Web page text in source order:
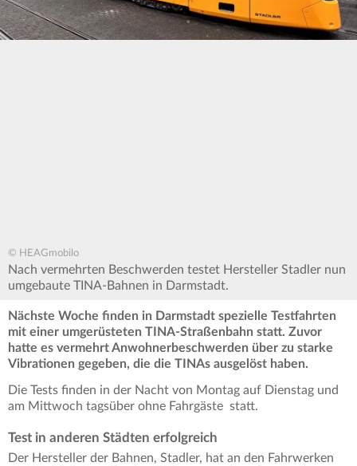
© HEAGmobilo
Nach vermehrten Beschwerden testet Hersteller Stadler nun
umgebaute TINA-Bahnen in Darmstadt.
Nächste Woche finden in Darmstadt spezielle Testfahrten
mit einer umgerüsteten TINA-Straßenbahn statt. Zuvor
hatte es vermehrt Anwohnerbeschwerden über zu starke
Vibrationen gegeben, die die TINAs ausgelöst haben.
Die Tests finden in der Nacht von Montag auf Dienstag und
am Mittwoch tagsüber ohne Fahrgäste statt.
Test in anderen Städten erfolgreich
Der Hersteller der Bahnen, Stadler, hat an den Fahrwerken